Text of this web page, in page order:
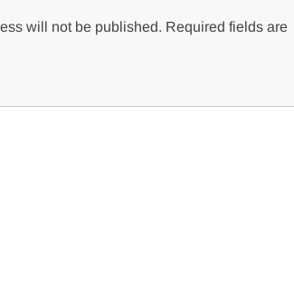
will not be published. Required fields are